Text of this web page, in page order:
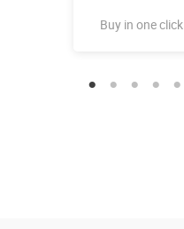
Buy in one click